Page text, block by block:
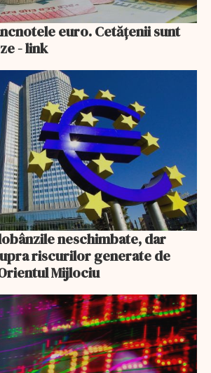
euro. Cetățenii sunt
- link
neschimbate, dar
riscurilor generate de
Mijlociu